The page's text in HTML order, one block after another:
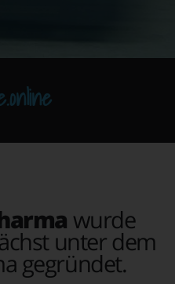
wurde
unter dem
gegründet.